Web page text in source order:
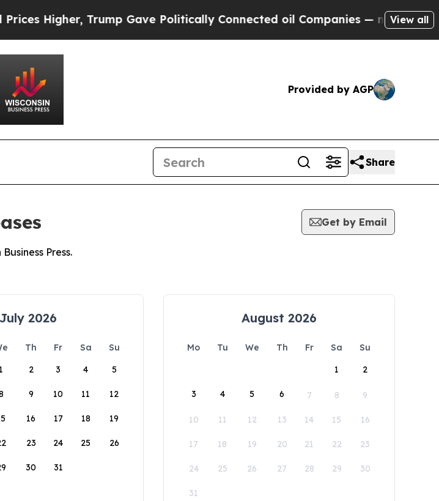
Trump Gave Politically Connected oil Companies — not Taxpayers —
View all
Provided by AGP
Share
Get by Email
Press.
July 2026
Th Fr Sa
Su
1
2 3 4 5
9 10 11 12
16 17 18 19
23 24 25 26
30 31
August 2026
Mo Tu We Th Fr Sa
Su
1
2
3 4 5 6 7 8 9
10 11 12 13 14 15 16
17 18 19 20 21 22 23
24 25 26 27 28 29 30
31